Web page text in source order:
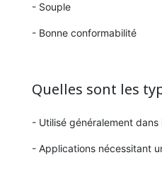
- Souple
- Bonne conformabilité
Quelles sont les
- Utilisé généralement
- Applications nécessitant